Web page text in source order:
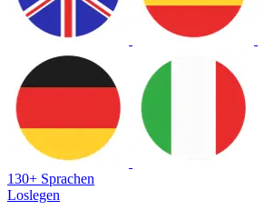
130+ Sprachen
Loslegen